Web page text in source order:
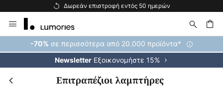
Μεγάλη διαθεσιμότητα
Μετάβαση
στο
περιεχόμενο
-70% σε περισσότερα από 20.000 προϊόντα*
Newsletter Εξοικονομήστε 15%
Επιτραπέζιοι λαμπτήρες